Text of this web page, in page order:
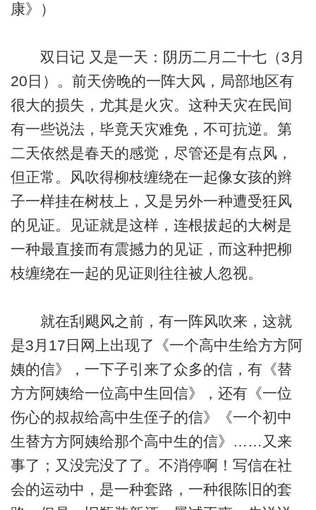
康》）
双日记 又是一天：阴历二月二十七（3月
20日）。前天傍晚的一阵大风，局部地区有
很大的损失，尤其是火灾。这种天灾在民间
有一些说法，毕竟天灾难免，不可抗逆。第
二天依然是春天的感觉，尽管还是有点风，
但正常。风吹得柳枝缠绕在一起像女孩的辫
子一样挂在树枝上，又是另外一种遭受狂风
的见证。见证就是这样，连根拔起的大树是
一种最直接而有震撼力的见证，而这种把柳
枝缠绕在一起的见证则往往被人忽视。
就在刮飓风之前，有一阵风吹来，这就
是3月17日网上出现了《一个高中生给方方阿
姨的信》，一下子引来了众多的信，有《替
方方阿姨给一位高中生回信》，还有《一位
伤心的叔叔给高中生侄子的信》《一个初中
生替方方阿姨给那个高中生的信》……又来
事了；又没完没了了。不消停啊！写信在社
会的运动中，是一种套路，一种很陈旧的套